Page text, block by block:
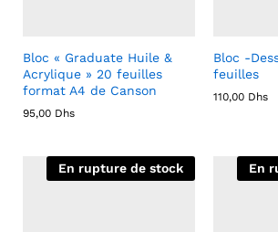
Bloc « Graduate Huile &
Acrylique » 20 feuilles
format A4 de Canson
95,00 Dhs
Bloc -
feuilles
110,00 Dhs
En rupture de stock En